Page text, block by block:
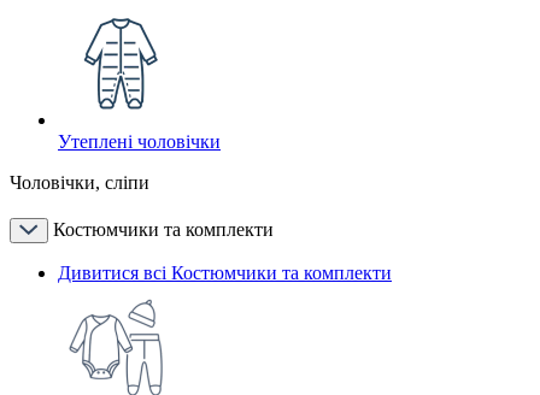
Утеплені чоловічки
Чоловічки, сліпи
Костюмчики та комплекти
Дивитися всі Костюмчики та комплекти